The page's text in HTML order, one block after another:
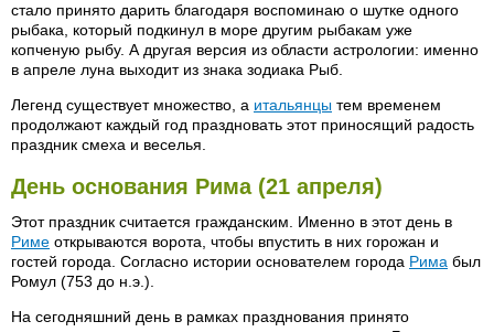
стало принято дарить благодаря воспоминаю о шутке одного
рыбака, который подкинул в море другим рыбакам уже
копченую рыбу. А другая версия из области астрологии: именно
в апреле луна выходит из знака зодиака Рыб.
Легенд существует множество, а итальянцы тем временем
продолжают каждый год праздновать этот приносящий радость
праздник смеха и веселья.
День основания Рима (21 апреля)
Этот праздник считается гражданским. Именно в этот день в
Риме открываются ворота, чтобы впустить в них горожан и
гостей города. Согласно истории основателем города Рима был
Ромул (753 до н.э.).
На сегодняшний день в рамках празднования принято